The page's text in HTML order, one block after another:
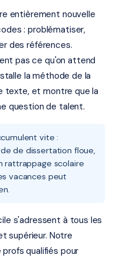
entièrement nouvelle
: problématiser,
des références.
pas ce qu'on attend
la méthode de la
texte, et montre que la
question de talent.
vite :
de dissertation floue,
rattrappage scolaire
vacances peut
s'adressent à tous les
supérieur. Notre
qualifiés pour